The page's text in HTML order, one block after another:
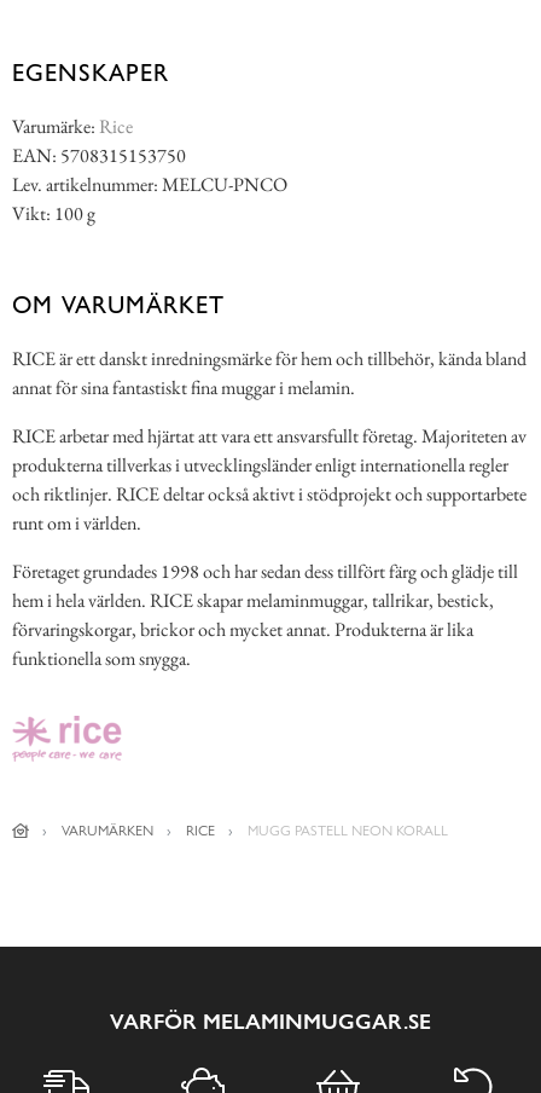
EGENSKAPER
Varumärke: Rice
EAN: 5708315153750
Lev. artikelnummer: MELCU-PNCO
Vikt: 100 g
OM VARUMÄRKET
RICE är ett danskt inredningsmärke för hem och tillbehör, kända bland
annat för sina fantastiskt fina muggar i melamin.
RICE arbetar med hjärtat att vara ett ansvarsfullt företag. Majoriteten av
produkterna tillverkas i utvecklingsländer enligt internationella regler
och riktlinjer. RICE deltar också aktivt i stödprojekt och supportarbete
runt om i världen.
Företaget grundades 1998 och har sedan dess tillfört färg och glädje till
hem i hela världen. RICE skapar melaminmuggar, tallrikar, bestick,
förvaringskorgar, brickor och mycket annat. Produkterna är lika
funktionella som snygga.
VARUMÄRKEN RICE MUGG PASTELL NEON KORALL
VARFÖR MELAMINMUGGAR.SE